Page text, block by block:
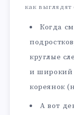
как
Когда
круглые
и широкий
кореянок
А вот